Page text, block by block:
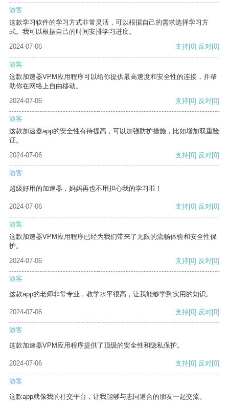
游客
这款学习软件的学习方式非常灵活，可以根据自己的需求选择学习方
式。我可以根据自己的时间安排学习进度。
2024-07-06
支持[0] 反对[0]
游客
这款加速器VPM应用程序可以给你提供最高速度和安全性的连接，并帮
助你在网络上自由移动。
2024-07-06
支持[0] 反对[0]
游客
这款加速器app的安全性有待提高，可以加强防护措施，比如增加双重验
证。
2024-07-06
支持[0] 反对[0]
游客
超级好用的加速器，妈妈再也不用担心我的学习啦！
2024-07-06 支持[0] 反对[0]
游客
这款加速器VPM应用程序已经为我们带来了无限的流畅体验和安全性保
护。
2024-07-06
支持[0] 反对[0]
游客
这款app的老师非常专业，教学水平很高，让我能够学到实用的知识。
2024-07-06 支持[0] 反对[0]
游客
这款加速器VPM应用程序提供了顶级的安全性和隐私保护。
2024-07-06 支持[0] 反对[0]
游客
这款app就像我的社交平台，让我能够与志同道合的朋友一起交流。